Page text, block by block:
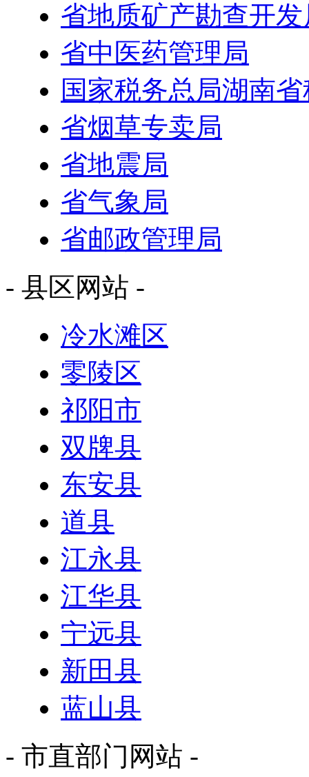
省地质矿产勘查开发
省中医药管理局
国家税务总局湖南
省烟草专卖局
省地震局
省气象局
省邮政管理局
- 县区网站 -
冷水滩区
零陵区
祁阳市
双牌县
东安县
道县
江永县
江华县
宁远县
新田县
蓝山县
- 市直部门网站 -